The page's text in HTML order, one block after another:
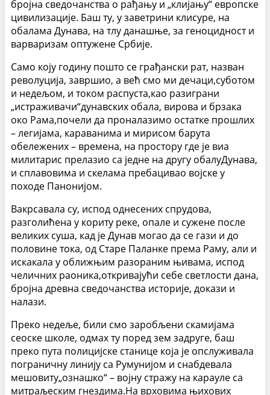
бројна сведочанства о рађању и „клијању“ европске
цивилизације. Баш ту, у заветрини клисуре, на
обалама Дунава, на тлу данашње, за геноцидност и
варваризам оптужене Србије.
Само коју годину пошто се грађански рат, назван
револуција, завршио, а већ смо ми дечаци,суботом
и недељом, и током распуста,као разиграни
„истраживачи“дунавских обала, вирова и брзака
око Рама,почели да проналазимо остатке прошлих
– легијама, караванима и мирисом барута
обележених – времена, на простору где је виа
милитарис прелазио са једне на другу обалуДунава,
и сплавовима и скелама пребацивао војске у
походе Панонијом.
Вакрсавала су, испод однесених спрудова,
разголићена у кориту реке, опале и сужене после
великих суша, кад је Дунав могао да се гази и до
половине тока, од Старе Паланке према Раму, али и
искакала у оближњим разораним њивама, испод
челичних раоника,откривајући себе светлости дана,
бројна древна сведочанства историје, докази и
налази.
Преко недеље, били смо заробљени скамијама
сеоске школе, одмах ту поред зем задруге, баш
преко пута полицијске станице која је опслуживала
пограничну линију са Румунијом и снабдевала
мешовиту„ознашко“ – војну стражу на карауле са
митраљеским гнездима.На врховима њихових